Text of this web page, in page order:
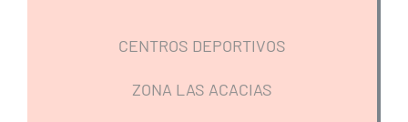
CENTROS DEPORTIVOS
ZONA LAS ACACIAS